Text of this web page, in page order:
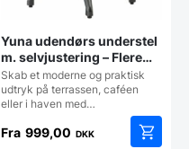
Yuna udendørs understel
m. selvjustering – Flere
farver
Skab et moderne og praktisk
udtryk på terrassen, caféen
eller i haven med…
Fra 999,00 DKK